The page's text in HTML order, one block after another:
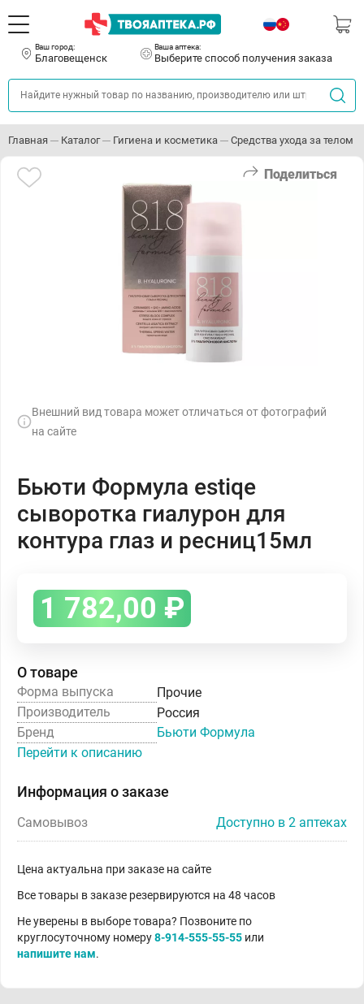
Ваш город:
Благовещенск
Ваша аптека:
Выберите способ получения заказа
Главная Каталог Гигиена и косметика Средства ухода за телом
Поделиться
Внешний вид товара может отличаться от фотографий
на сайте
Бьюти Формула estiqe
сыворотка гиалурон для
контура глаз и ресниц15мл
1 782,00 ₽
О товаре
Форма выпуска
Прочие
Производитель
Россия
Бренд
Бьюти Формула
Перейти к описанию
Информация о заказе
Самовывоз Доступно в 2 аптеках
Цена актуальна при заказе на сайте
Все товары в заказе резервируются на 48 часов
Не уверены в выборе товара? Позвоните по
круглосуточному номеру8-914-555-55-55 или
напишите нам.